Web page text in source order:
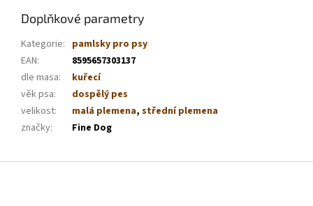
Doplňkové parametry
Kategorie: pamlsky pro psy
EAN:
8595657303137
dle masa:
kuřecí
věk psa:
dospělý pes
velikost: malá plemena, střední plemena
značky: Fine Dog